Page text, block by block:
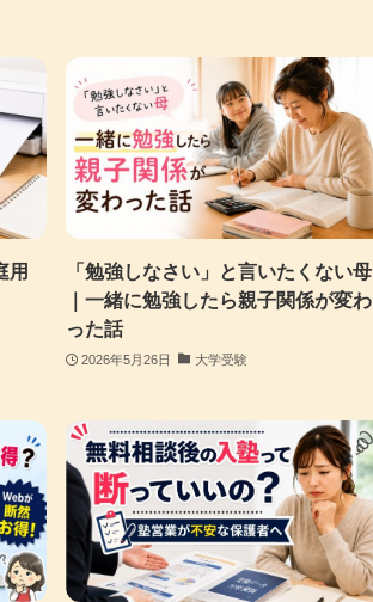
用
「勉強しなさい」と言いたくない母
｜一緒に勉強したら親子関係が変わ
った話
2026年5月26日 大学受験